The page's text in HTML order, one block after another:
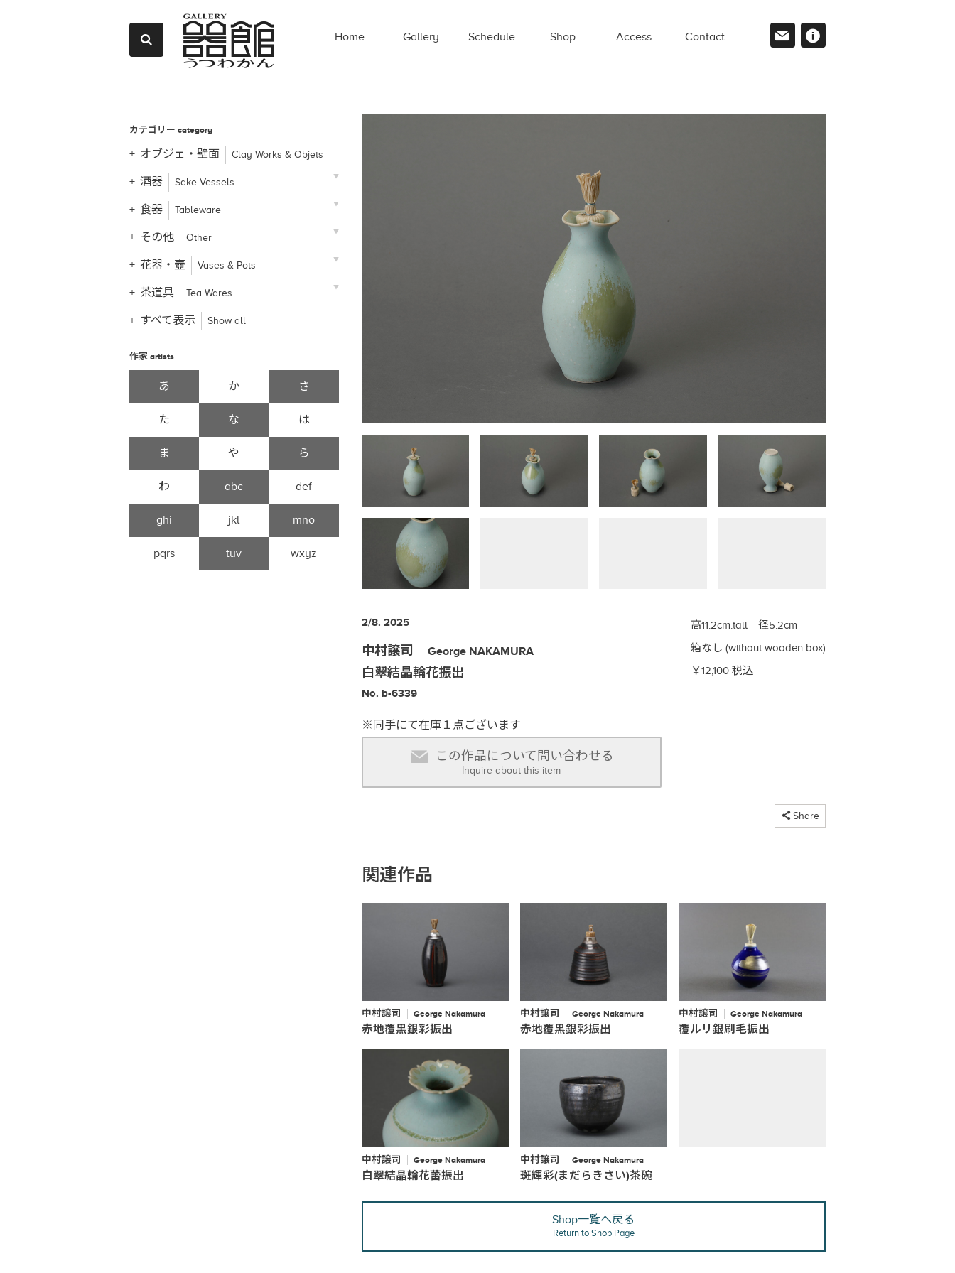
Home Gallery Schedule Shop Access Contact
カテゴリー category
オブジェ・壁面 Clay Works & Objets
酒器 Sake Vessels
食器 Tableware
その他 Other
花器・壺 Vases & Pots
茶道具 Tea Wares
すべて表示 Show all
作家 artists
あ か さ
た な は
ま や ら
わ abc def
ghi jkl mno
pqrs tuv wxyz
2/8. 2025
中村譲司 George NAKAMURA
白翠結晶輪花振出
No. b-6339
高11.2cm.tall 径5.2cm
箱なし (without wooden box)
￥12,100 税込
※同手にて在庫１点ございます
この作品について問い合わせる
Inquire about this item
Share
コピーしました
関連作品
中村譲司 George Nakamura
赤地覆黒銀彩振出
中村譲司 George Nakamura
赤地覆黒銀彩振出
中村譲司 George Nakamura
覆ルリ銀刷毛振出
中村譲司 George Nakamura
白翠結晶輪花蕾振出
中村譲司 George Nakamura
斑輝彩(まだらきさい)茶碗
Shop一覧へ戻る
Return to Shop Page